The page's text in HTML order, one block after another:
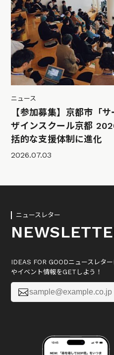
ニュース
【参加募集】京都市「
ザインスクール京都
括的な支援体制に進化
2026.07.03
ニュースレター
IDEAS FOR GOODニュースレタ
やイベント情報をGETしよう！
